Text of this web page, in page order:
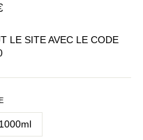
LE SITE AVEC LE CODE
1000ml